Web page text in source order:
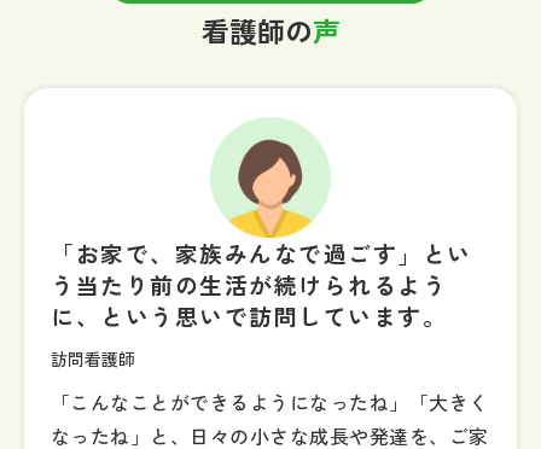
看護師の声
「お家で、家族みんなで過ごす」とい
う当たり前の生活が続けられるよう
に、という思いで訪問しています。
訪問看護師
「こんなことができるようになったね」「大きく
なったね」と、日々の小さな成長や発達を、ご家